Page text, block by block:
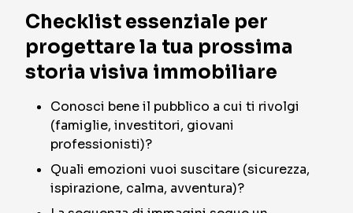
Checklist essenziale per
progettare la tua prossima
storia visiva immobiliare
Conosci bene il pubblico a cui ti rivolgi
(famiglie, investitori, giovani
professionisti)?
Quali emozioni vuoi suscitare (sicurezza,
ispirazione, calma, avventura)?